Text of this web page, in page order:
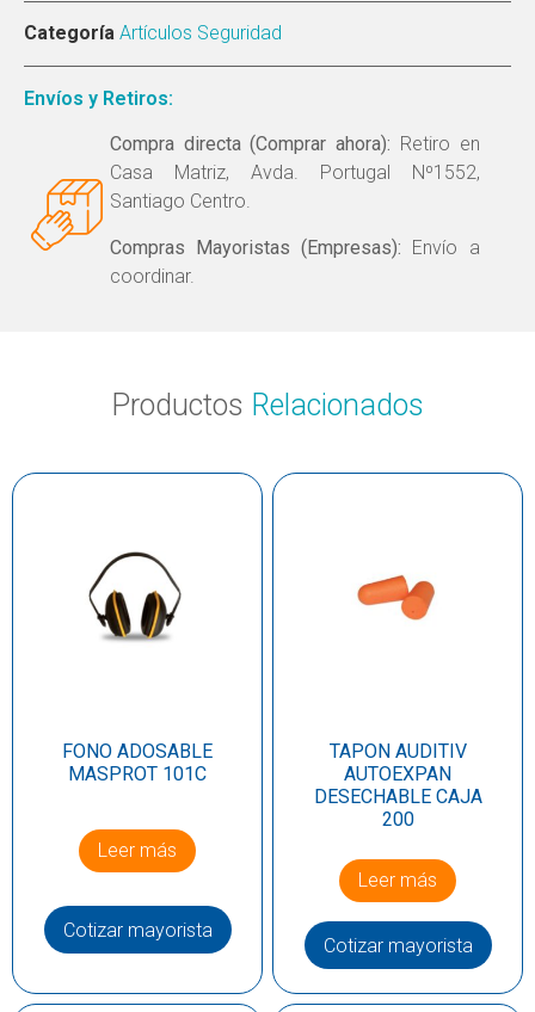
Categoría Artículos Seguridad
Envíos y Retiros:
Compra directa (Comprar ahora): Retiro en
Casa Matriz, Avda. Portugal Nº1552,
Santiago Centro.
Compras Mayoristas (Empresas): Envío a
coordinar.
Productos Relacionados
FONO ADOSABLE
MASPROT 101C
Leer más
Cotizar mayorista
TAPON AUDITIV
AUTOEXPAN
DESECHABLE CAJA
200
Leer más
Cotizar mayorista